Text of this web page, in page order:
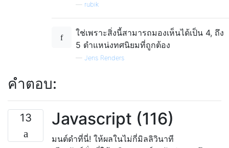
rubik
ใช่เพราะสิ่งนี้สามารถมองเห็นได้เป็น 4, ถึง
5 ตำแหน่งทศนิยมที่ถูกต้อง
— Jens Renders
คำตอบ:
13 Javascript (116)
มนต์ดำที่นี่! ให้ผลในไม่กี่มิลลิวินาที